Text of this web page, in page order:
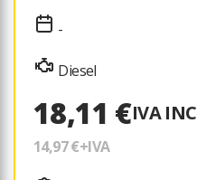
-
Diesel
18,11 €IVA INC
14,97 €+IVA